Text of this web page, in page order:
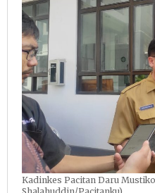
Kadinkes Pacitan Daru